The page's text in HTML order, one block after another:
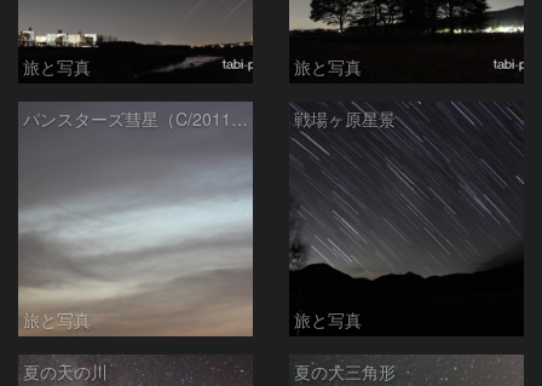
旅と写真 旅と写真
パンスターズ彗星（C/2011 L4）
旅と写真
戦場ヶ原星景
旅と写真
夏の天の川 夏の大三角形